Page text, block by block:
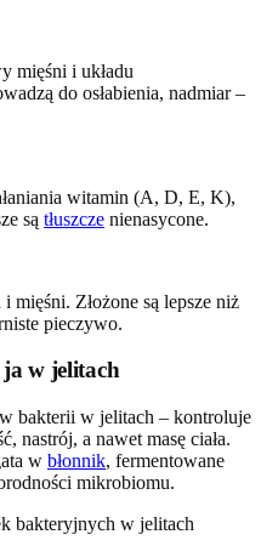
mięśni i układu
do osłabienia, nadmiar –
witamin (A, D, E, K),
są tłuszcze nienasycone.
mięśni. Złożone są lepsze niż
pieczywo.
w jelitach
bakterii w jelitach – kontroluje
nastrój, a nawet masę ciała.
w błonnik, fermentowane
mikrobiomu.